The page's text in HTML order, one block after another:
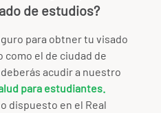
de estudios?
para obtner tu visado
como el de ciudad de
acudir a nuestro
para estudiantes.
dispuesto en el Real